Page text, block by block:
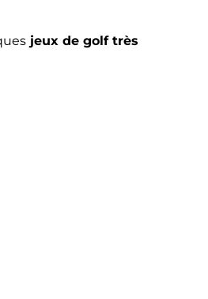
jeux de golf très